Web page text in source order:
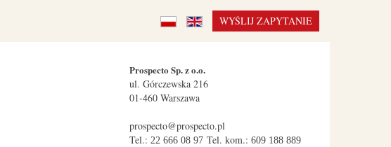
WYŚLIJ ZAPYTANIE
Prospecto Sp. z o.o.
ul. Górczewska 216
01-460 Warszawa
prospecto@prospecto.pl
Tel.: 22 666 08 97 Tel. kom.: 609 188 889